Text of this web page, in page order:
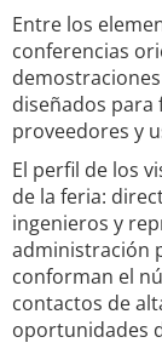
Entre los
conferencias
diseñados
proveedores y
El perfil de los
de la feria:
ingenieros y
administración
conforman el
contactos de
oportunidades